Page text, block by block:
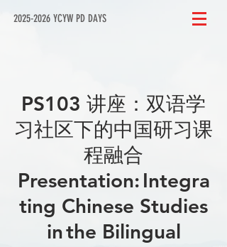
2025-2026 YCYW PD DAYS
PS103 讲座：双语学
习社区下的中国研习课
程融合
Presentation: Integra
ting Chinese Studies
in the Bilingual